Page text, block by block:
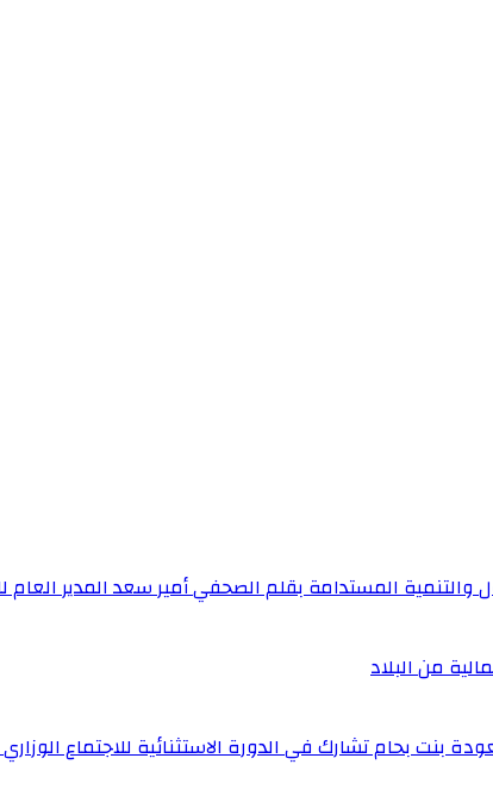
والتنمية المستدامة بقلم الصحفي أمير سعد المدير العام
من البلاد
بنت بحام تشارك في الدورة الاستثنائية للاجتماع